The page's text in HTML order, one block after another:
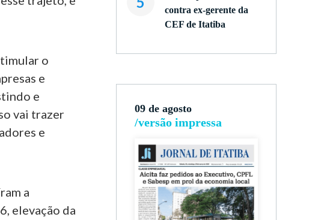
o
e
e
vai trazer
e
a
elevação da
contra ex-gerente da
CEF de Itatiba
09 de agosto
/versão impressa